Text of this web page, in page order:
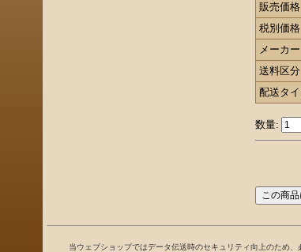
販売価格
税別価格
メーカー
送料区分
配送タ
数量:
当ウェブショップではデータ伝送時のセキュリティ向上のため